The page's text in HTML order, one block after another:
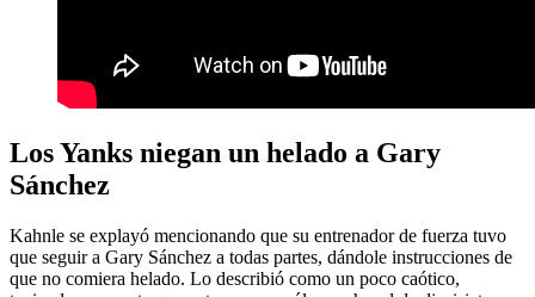
Los Yanks niegan un helado a Gary
Sánchez
Kahnle se explayó mencionando que su entrenador de fuerza tuvo
que seguir a Gary Sánchez a todas partes, dándole instrucciones de
que no comiera helado. Lo describió como un poco caótico,